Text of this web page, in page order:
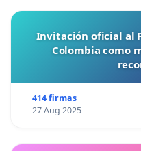
Invitación oficial al
Colombia como
414 firmas
27 Aug 2025